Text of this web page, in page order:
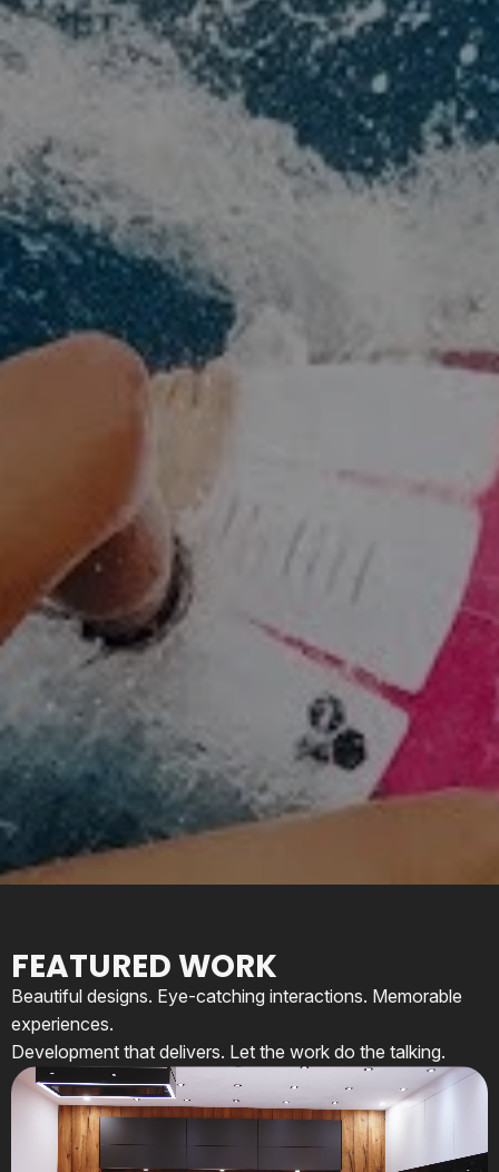
FEATURED WORK
Beautiful designs. Eye-catching interactions. Memorable
experiences.
Development that delivers. Let the work do the talking.